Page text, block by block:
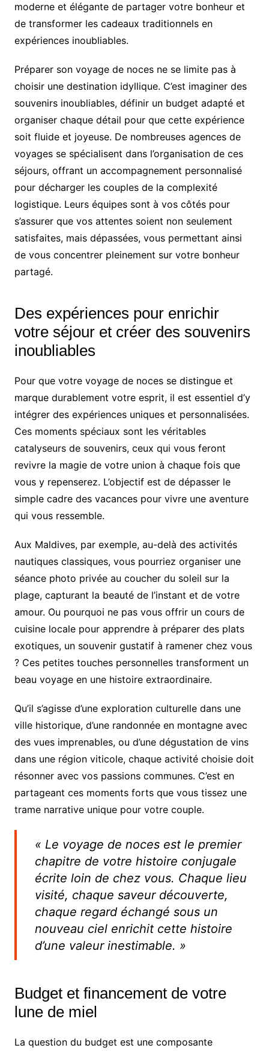
moderne et élégante de partager votre bonheur et
de transformer les cadeaux traditionnels en
expériences inoubliables.
Préparer son voyage de noces ne se limite pas à
choisir une destination idyllique. C’est imaginer des
souvenirs inoubliables, définir un budget adapté et
organiser chaque détail pour que cette expérience
soit fluide et joyeuse. De nombreuses agences de
voyages se spécialisent dans l’organisation de ces
séjours, offrant un accompagnement personnalisé
pour décharger les couples de la complexité
logistique. Leurs équipes sont à vos côtés pour
s’assurer que vos attentes soient non seulement
satisfaites, mais dépassées, vous permettant ainsi
de vous concentrer pleinement sur votre bonheur
partagé.
Des expériences pour enrichir
votre séjour et créer des souvenirs
inoubliables
Pour que votre voyage de noces se distingue et
marque durablement votre esprit, il est essentiel d’y
intégrer des expériences uniques et personnalisées.
Ces moments spéciaux sont les véritables
catalyseurs de souvenirs, ceux qui vous feront
revivre la magie de votre union à chaque fois que
vous y repenserez. L’objectif est de dépasser le
simple cadre des vacances pour vivre une aventure
qui vous ressemble.
Aux Maldives, par exemple, au-delà des activités
nautiques classiques, vous pourriez organiser une
séance photo privée au coucher du soleil sur la
plage, capturant la beauté de l’instant et de votre
amour. Ou pourquoi ne pas vous offrir un cours de
cuisine locale pour apprendre à préparer des plats
exotiques, un souvenir gustatif à ramener chez vous
? Ces petites touches personnelles transforment un
beau voyage en une histoire extraordinaire.
Qu’il s’agisse d’une exploration culturelle dans une
ville historique, d’une randonnée en montagne avec
des vues imprenables, ou d’une dégustation de vins
dans une région viticole, chaque activité choisie doit
résonner avec vos passions communes. C’est en
partageant ces moments forts que vous tissez une
trame narrative unique pour votre couple.
« Le voyage de noces est le premier
chapitre de votre histoire conjugale
écrite loin de chez vous. Chaque lieu
visité, chaque saveur découverte,
chaque regard échangé sous un
nouveau ciel enrichit cette histoire
d’une valeur inestimable. »
Budget et financement de votre
lune de miel
La question du budget est une composante